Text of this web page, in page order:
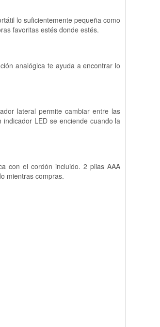
lo suficientemente pequeña como
favoritas estés donde estés.
analógica te ayuda a encontrar lo
lateral permite cambiar entre las
LED se enciende cuando la
con el cordón incluido. 2 pilas AAA
mientras compras.